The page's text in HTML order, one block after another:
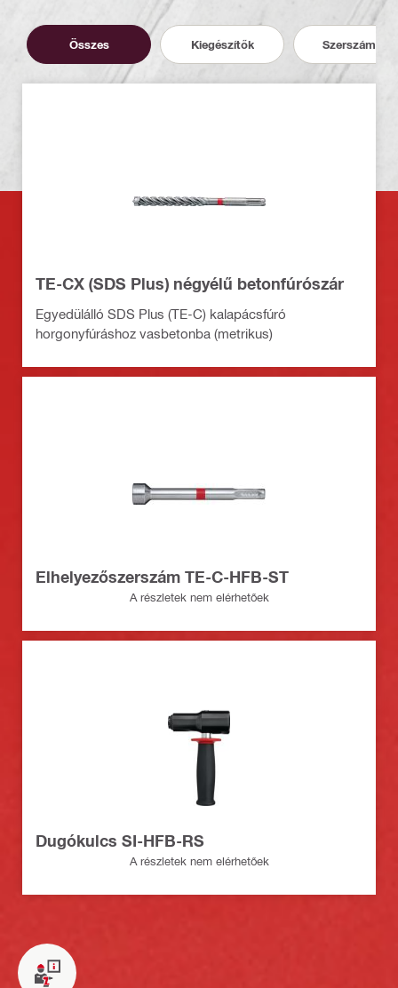
Összes Kiegészítők Szerszámok
TE-CX (SDS Plus) négyélű betonfúrószár
Egyedülálló SDS Plus (TE-C) kalapácsfúró
horgonyfúráshoz vasbetonba (metrikus)
Elhelyezőszerszám TE-C-HFB-ST
A részletek nem elérhetőek
Dugókulcs SI-HFB-RS
A részletek nem elérhetőek